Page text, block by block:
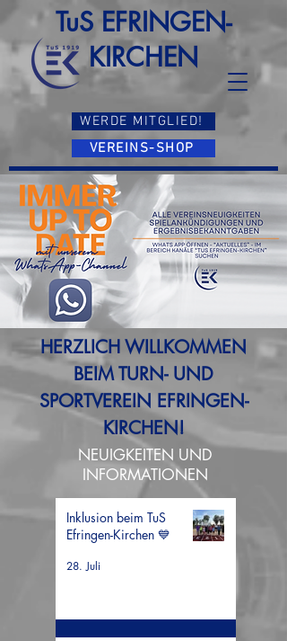
TuS EFRINGEN-
KIRCHEN
WERDE MITGLIED!
VEREINS-SHOP
HERZLICH WILLKOMMEN
BEIM TURN- UND
SPORTVEREIN EFRINGEN-
KIRCHEN!
NEUIGKEITEN UND
INFORMATIONEN
Inklusion beim TuS
Efringen-Kirchen 💙
28. Juli